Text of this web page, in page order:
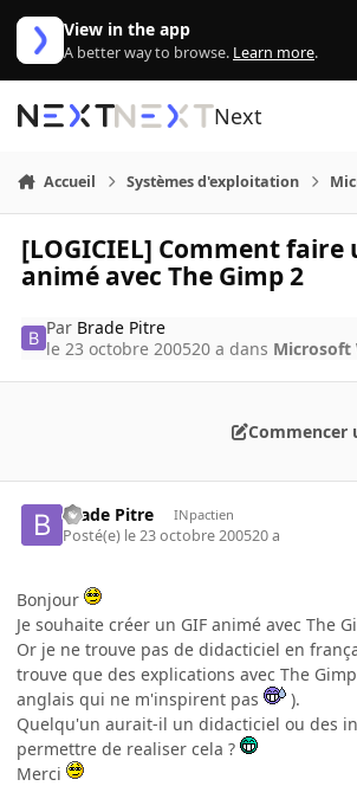
Aller au contenu
View in the app
A better way to browse. Learn more.
Next
Accueil Systèmes d'exploitation
[LOGICIEL] Comment faire
animé avec The Gimp 2
Par Brade Pitre
le 23 octobre 200520 a dans Microsoft
Commencer
Brade Pitre INpactien
Posté(e) le 23 octobre 200520 a
Bonjour
Je souhaite créer un GIF animé avec The
Or je ne trouve pas de didacticiel en
trouve que des explications avec The
anglais qui ne m'inspirent pas
).
Quelqu'un aurait-il un didacticiel ou des
permettre de realiser cela ?
Merci